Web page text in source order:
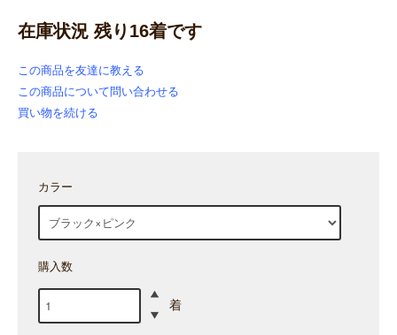
在庫状況 残り16着です
この商品を友達に教える
この商品について問い合わせる
買い物を続ける
カラー
購入数
着